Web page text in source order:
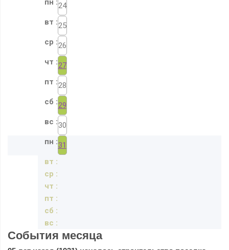
24
25
26
27
28
29
30
31
События месяца